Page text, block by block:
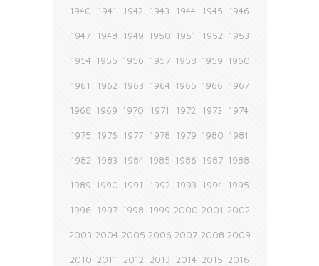
1940 1941 1942 1943 1944 1945 1946
1947 1948 1949 1950 1951 1952 1953
1954 1955 1956 1957 1958 1959 1960
1961 1962 1963 1964 1965 1966 1967
1968 1969 1970 1971 1972 1973 1974
1975 1976 1977 1978 1979 1980 1981
1982 1983 1984 1985 1986 1987 1988
1989 1990 1991 1992 1993 1994 1995
1996 1997 1998 1999 2000 2001 2002
2003 2004 2005 2006 2007 2008 2009
2010 2011 2012 2013 2014 2015 2016